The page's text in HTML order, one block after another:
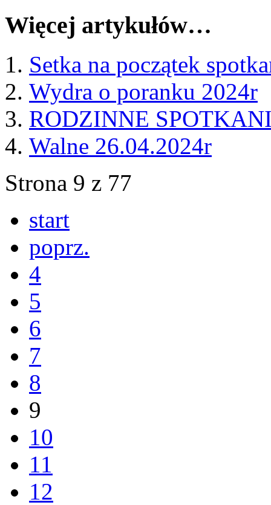
Więcej artykułów…
Setka na początek
Wydra o poranku 2024r
RODZINNE
Walne 26.04.2024r
Strona 9 z 77
start
poprz.
4
5
6
7
8
9
10
11
12